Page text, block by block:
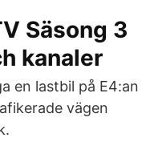
Säsong 3
kanaler
en lastbil på E4:an
vägen